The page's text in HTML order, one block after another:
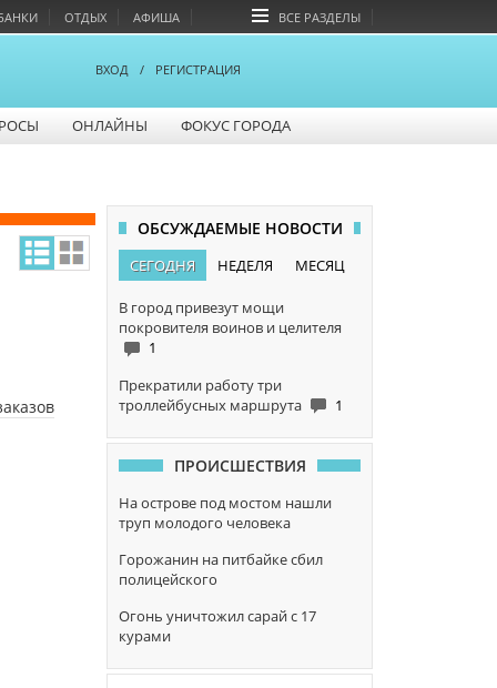
ОТДЫХ АФИША ВСЕ РАЗДЕЛЫ
ВХОД / РЕГИСТРАЦИЯ
ОНЛАЙНЫ ФОКУС ГОРОДА
ОБСУЖДАЕМЫЕ НОВОСТИ
СЕГОДНЯ НЕДЕЛЯ МЕСЯЦ
В город привезут мощи
покровителя воинов и целителя
1
Прекратили работу три
троллейбусных маршрута
1
ПРОИСШЕСТВИЯ
На острове под мостом нашли
труп молодого человека
Горожанин на питбайке сбил
полицейского
Огонь уничтожил сарай с 17
курами